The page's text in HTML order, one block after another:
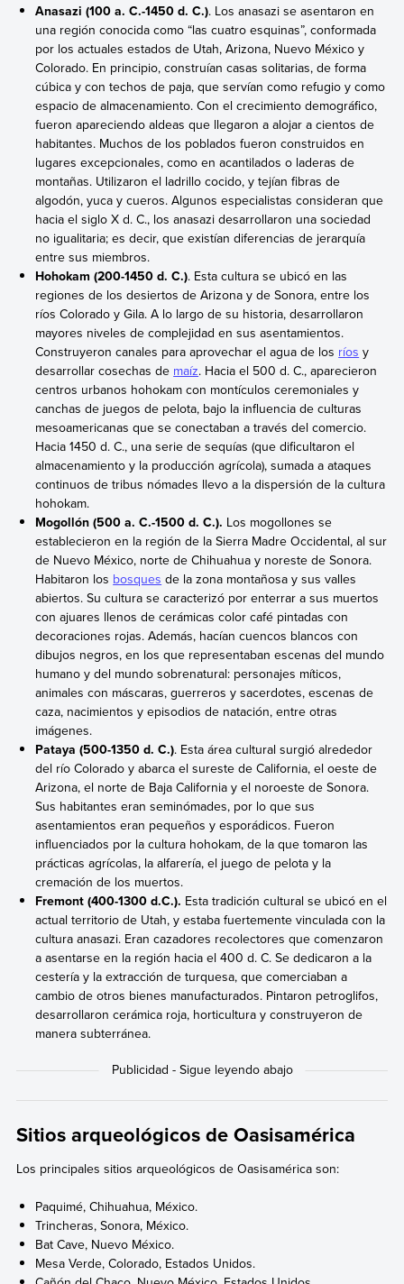
Anasazi (100 a. C.-1450 d. C.). Los anasazi se asentaron en
una región conocida como “las cuatro esquinas”, conformada
por los actuales estados de Utah, Arizona, Nuevo México y
Colorado. En principio, construían casas solitarias, de forma
cúbica y con techos de paja, que servían como refugio y como
espacio de almacenamiento. Con el crecimiento demográfico,
fueron apareciendo aldeas que llegaron a alojar a cientos de
habitantes. Muchos de los poblados fueron construidos en
lugares excepcionales, como en acantilados o laderas de
montañas. Utilizaron el ladrillo cocido, y tejían fibras de
algodón, yuca y cueros. Algunos especialistas consideran que
hacia el siglo X d. C., los anasazi desarrollaron una sociedad
no igualitaria; es decir, que existían diferencias de jerarquía
entre sus miembros.
Hohokam (200-1450 d. C.). Esta cultura se ubicó en las
regiones de los desiertos de Arizona y de Sonora, entre los
ríos Colorado y Gila. A lo largo de su historia, desarrollaron
mayores niveles de complejidad en sus asentamientos.
Construyeron canales para aprovechar el agua de los ríos y
desarrollar cosechas de maíz. Hacia el 500 d. C., aparecieron
centros urbanos hohokam con montículos ceremoniales y
canchas de juegos de pelota, bajo la influencia de culturas
mesoamericanas que se conectaban a través del comercio.
Hacia 1450 d. C., una serie de sequías (que dificultaron el
almacenamiento y la producción agrícola), sumada a ataques
continuos de tribus nómades llevo a la dispersión de la cultura
hohokam.
Mogollón (500 a. C.-1500 d. C.). Los mogollones se
establecieron en la región de la Sierra Madre Occidental, al sur
de Nuevo México, norte de Chihuahua y noreste de Sonora.
Habitaron los bosques de la zona montañosa y sus valles
abiertos. Su cultura se caracterizó por enterrar a sus muertos
con ajuares llenos de cerámicas color café pintadas con
decoraciones rojas. Además, hacían cuencos blancos con
dibujos negros, en los que representaban escenas del mundo
humano y del mundo sobrenatural: personajes míticos,
animales con máscaras, guerreros y sacerdotes, escenas de
caza, nacimientos y episodios de natación, entre otras
imágenes.
Pataya (500-1350 d. C.). Esta área cultural surgió alrededor
del río Colorado y abarca el sureste de California, el oeste de
Arizona, el norte de Baja California y el noroeste de Sonora.
Sus habitantes eran seminómades, por lo que sus
asentamientos eran pequeños y esporádicos. Fueron
influenciados por la cultura hohokam, de la que tomaron las
prácticas agrícolas, la alfarería, el juego de pelota y la
cremación de los muertos.
Fremont (400-1300 d.C.). Esta tradición cultural se ubicó en el
actual territorio de Utah, y estaba fuertemente vinculada con la
cultura anasazi. Eran cazadores recolectores que comenzaron
a asentarse en la región hacia el 400 d. C. Se dedicaron a la
cestería y la extracción de turquesa, que comerciaban a
cambio de otros bienes manufacturados. Pintaron petroglifos,
desarrollaron cerámica roja, horticultura y construyeron de
manera subterránea.
Sitios arqueológicos de Oasisamérica
Los principales sitios arqueológicos de Oasisamérica son:
Paquimé, Chihuahua, México.
Trincheras, Sonora, México.
Bat Cave, Nuevo México.
Mesa Verde, Colorado, Estados Unidos.